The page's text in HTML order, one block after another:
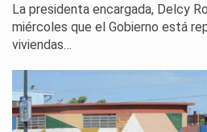
La presidenta encargada, Delcy
miércoles que el Gobierno está
viviendas…